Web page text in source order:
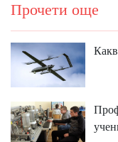
Прочети още